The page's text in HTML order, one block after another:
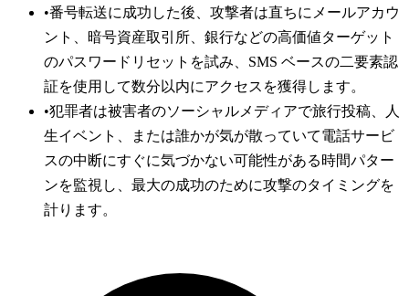
•番号転送に成功した後、攻撃者は直ちにメールアカウ
ント、暗号資産取引所、銀行などの高価値ターゲット
のパスワードリセットを試み、SMS ベースの二要素認
証を使用して数分以内にアクセスを獲得します。
•犯罪者は被害者のソーシャルメディアで旅行投稿、人
生イベント、または誰かが気が散っていて電話サービ
スの中断にすぐに気づかない可能性がある時間パター
ンを監視し、最大の成功のために攻撃のタイミングを
計ります。